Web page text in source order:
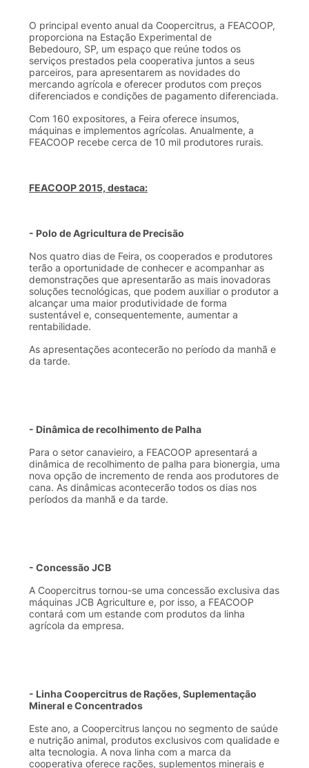
O principal evento anual da Coopercitrus, a FEACOOP,
proporciona na Estação Experimental de
Bebedouro, SP, um espaço que reúne todos os
serviços prestados pela cooperativa juntos a seus
parceiros, para apresentarem as novidades do
mercando agrícola e oferecer produtos com preços
diferenciados e condições de pagamento diferenciada.
Com 160 expositores, a Feira oferece insumos,
máquinas e implementos agrícolas. Anualmente, a
FEACOOP recebe cerca de 10 mil produtores rurais.
FEACOOP2015, destaca:
- Polo deAgriculturade Precisão
Nos quatro dias de Feira, os cooperados e produtores
terão a oportunidade de conhecer e acompanhar as
demonstrações que apresentarão as mais inovadoras
soluções tecnológicas, que podem auxiliar o produtor a
alcançar uma maior produtividade de forma
sustentável e, consequentemente, aumentar a
rentabilidade.
As apresentações acontecerão no período da manhã e
da tarde.
- Dinâmica derecolhimento de Palha
Para o setor canavieiro, a FEACOOP apresentará a
dinâmica de recolhimento de palha para bionergia, uma
nova opção de incremento de renda aos produtores de
cana. As dinâmicas acontecerão todos os dias nos
períodos da manhã e da tarde.
- Concessão JCB
A Coopercitrus tornou-se uma concessão exclusiva das
máquinas JCB Agriculture e, por isso, a FEACOOP
contará com um estande com produtos da linha
agrícola da empresa.
- LinhaCoopercitrusde Rações, Suplementação
Mineral eConcentrados
Este ano, a Coopercitrus lançou no segmento de saúde
e nutrição animal, produtos exclusivos com qualidade e
alta tecnologia. A nova linha com a marca da
cooperativa oferece rações, suplementos minerais e